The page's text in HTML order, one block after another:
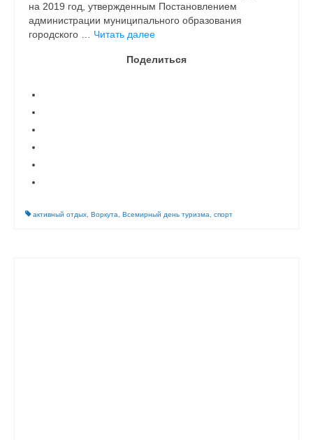
на 2019 год, утвержденным Постановлением
администрации муниципального образования
городского … Читать далее
Поделиться
активный отдых Воркута Всемирный день туризма спорт